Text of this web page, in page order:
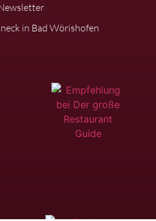
in Bad Wörishofen